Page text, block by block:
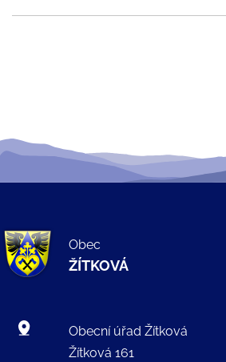
Obec
ŽÍTKOVÁ
Obecní úřad Žítková
Žítková 161